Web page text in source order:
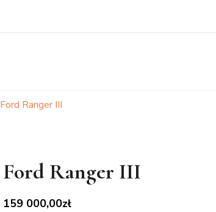
Ford Ranger III
Ford Ranger III
159 000,00zł